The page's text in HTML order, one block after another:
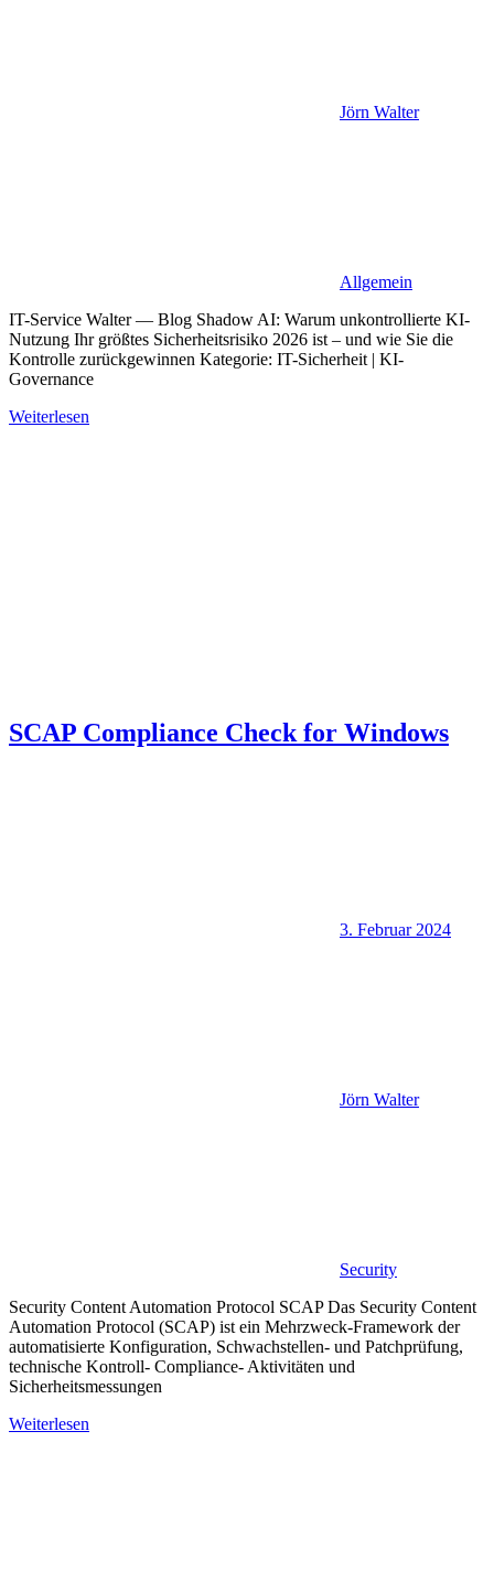
Jörn Walter
Allgemein
IT-Service Walter — Blog Shadow AI: Warum unkontrollierte KI-
Nutzung Ihr größtes Sicherheitsrisiko 2026 ist – und wie Sie die
Kontrolle zurückgewinnen Kategorie: IT-Sicherheit | KI-
Governance
Weiterlesen
SCAP Compliance Check for Windows
3. Februar 2024
Jörn Walter
Security
Security Content Automation Protocol SCAP Das Security Content
Automation Protocol (SCAP) ist ein Mehrzweck-Framework der
automatisierte Konfiguration, Schwachstellen- und Patchprüfung,
technische Kontroll- Compliance- Aktivitäten und
Sicherheitsmessungen
Weiterlesen